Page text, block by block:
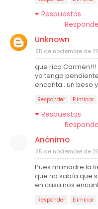
Respuestas
Unknown
25 de noviembre de
que rico Carmen!!!
yo tengo
encanta...un beso
Responder Eliminar
Respuestas
Anónimo
25 de noviembre de
Pues mi madre la
que no sabía que
en casa nos
Responder Eliminar